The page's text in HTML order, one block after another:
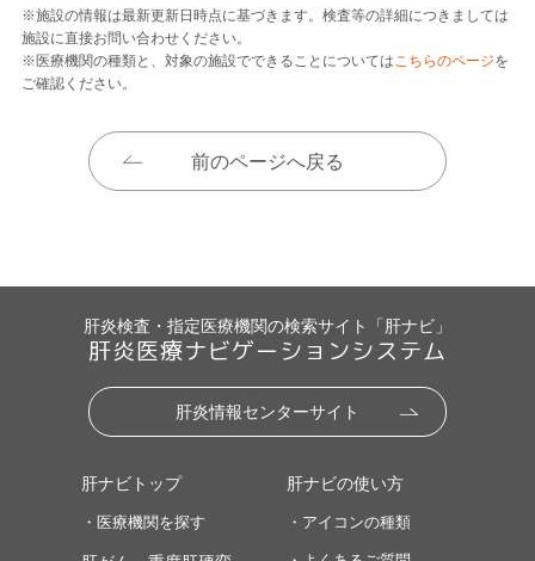
※施設の情報は最新更新日時点に基づきます。検査等の詳細につきましては
施設に直接お問い合わせください。
※医療機関の種類と、対象の施設でできることについてはこちらのページを
ご確認ください。
前のページへ戻る
肝炎検査・指定医療機関の検索サイト「肝ナビ」
肝炎医療ナビゲーションシステム
肝炎情報センターサイト
肝ナビトップ
・医療機関を探す
肝ナビの使い方
・アイコンの種類